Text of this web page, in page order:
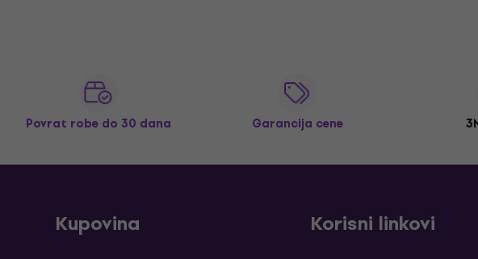
Povrat robe do 30 dana Garancija cene
Kupovina Korisni linkovi